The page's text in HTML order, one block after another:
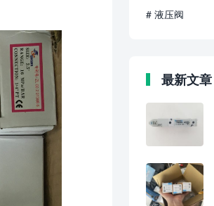
# 液压阀
最新文章